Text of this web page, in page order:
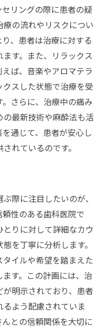
リングの際に患者の疑
の流れやリスクについ
、患者は治療に対する
す。また、リラックス
ば、音楽やアロマテラ
スした状態で治療を受
さらに、治療中の痛み
最新技術や麻酔法も活
通じて、患者が安心し
れているのです。
際に注目したいのが、
性のある歯科医院で
りに対して詳細なカウ
を丁寧に分析します。
イルや希望を踏まえた
す。この計画には、治
明示されており、患者
よう配慮されていま
との信頼関係を大切に